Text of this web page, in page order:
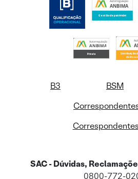
B3 BSM
SAC - Dúvidas,
0800-772-